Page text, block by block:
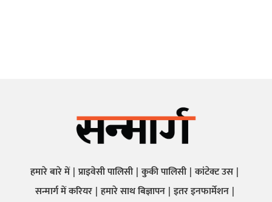
हमारे बारे में प्राइवेसी पालिसी कुकी पालिसी कांटेक्ट उस
सन्मार्ग में करियर हमारे साथ बिज्ञापन इतर इनफार्मेशन